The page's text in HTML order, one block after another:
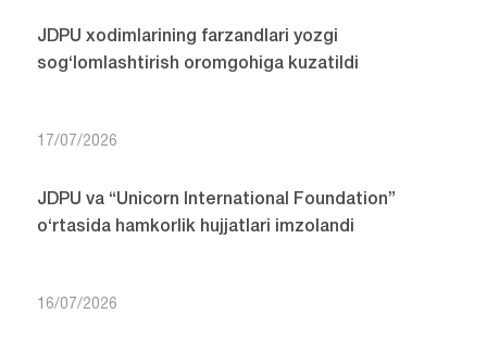
JDPU xodimlarining farzandlari yozgi
sog‘lomlashtirish oromgohiga kuzatildi
17/07/2026
JDPU va “Unicorn International Foundation”
o‘rtasida hamkorlik hujjatlari imzolandi
16/07/2026